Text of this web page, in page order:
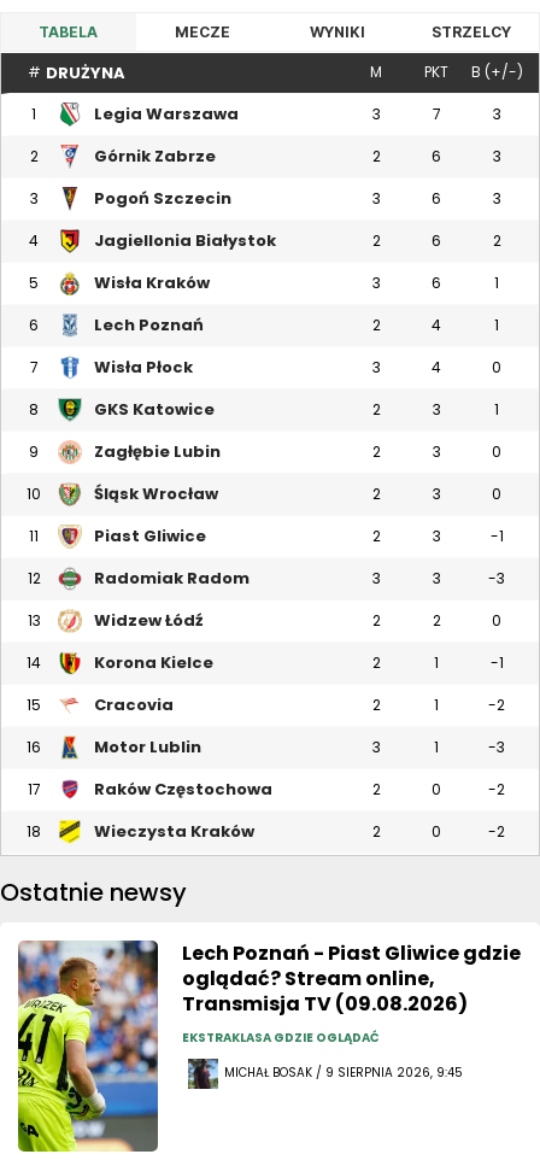
TABELA MECZE WYNIKI STRZELCY
# DRUŻYNA M PKT B (+/-)
1 Legia Warszawa 3 7 3
2 Górnik Zabrze 2 6 3
3 Pogoń Szczecin 3 6 3
4 Jagiellonia Białystok 2 6 2
5 Wisła Kraków 3 6 1
6 Lech Poznań 2 4 1
7 Wisła Płock 3 4 0
8 GKS Katowice 2 3 1
9 Zagłębie Lubin 2 3 0
10 Śląsk Wrocław 2 3 0
11 Piast Gliwice 2 3 -1
12 Radomiak Radom 3 3 -3
13 Widzew Łódź 2 2 0
14 Korona Kielce 2 1 -1
15 Cracovia 2 1 -2
16 Motor Lublin 3 1 -3
17 Raków Częstochowa 2 0 -2
18 Wieczysta Kraków 2 0 -2
Ostatnie newsy
Lech Poznań - Piast Gliwice gdzie
oglądać? Stream online,
Transmisja TV (09.08.2026)
EKSTRAKLASA GDZIE OGLĄDAĆ
MICHAŁ BOSAK / 9 SIERPNIA 2026, 9:45